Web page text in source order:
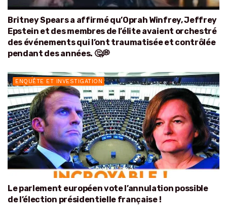
Britney Spears a affirmé qu’Oprah Winfrey, Jeffrey
Epstein et des membres de l’élite avaient orchestré
des événements qui l’ont traumatisée et contrôlée
pendant des années. 🤔💭
ENQUÊTE ET INVESTIGATION
Le parlement européen vote l’annulation possible
de l’élection présidentielle française !